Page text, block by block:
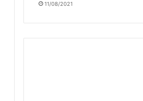
11/08/2021